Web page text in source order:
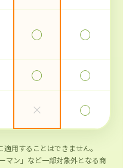
◯ ◯
◯ ◯
× ◯
用することはできません。
マン」など一部対象外となる商